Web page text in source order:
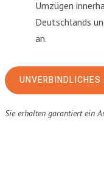
Umzügen
Deutschlands
an.
Sie erhalten garantiert ein